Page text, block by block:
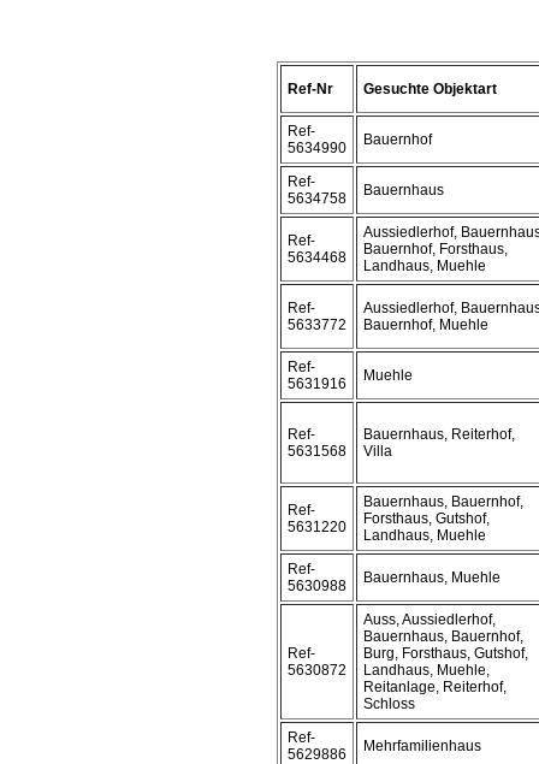
Ref-Nr Gesuchte Objektart
Ref-
5634990
Bauernhof
Ref-
5634758
Bauernhaus
Ref-
5634468
Aussiedlerhof,
Bauernhof, Forsthaus,
Landhaus, Muehle
Ref-
5633772
Aussiedlerhof,
Bauernhof, Muehle
Ref-
5631916
Muehle
Ref-
5631568
Bauernhaus, Reiterhof,
Villa
Ref-
5631220
Bauernhaus, Bauernhof,
Forsthaus, Gutshof,
Landhaus, Muehle
Ref-
5630988
Bauernhaus, Muehle
Ref-
5630872
Auss, Aussiedlerhof,
Bauernhaus, Bauernhof,
Burg, Forsthaus, Gutshof,
Landhaus, Muehle,
Reitanlage, Reiterhof,
Schloss
Ref-
5629886
Mehrfamilienhaus